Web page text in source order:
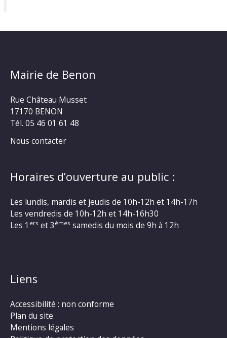
Mairie de Benon
Rue Château Musset
17170 BENON
Tél. 05 46 01 61 48
Nous contacter
Horaires d’ouverture au public :
Les lundis, mardis et jeudis de 10h-12h et 14h-17h
Les vendredis de 10h-12h et 14h-16h30
Les 1 ers et 3 èmes samedis du mois de 9h à 12h
Liens
Accessibilité : non conforme
Plan du site
Mentions légales